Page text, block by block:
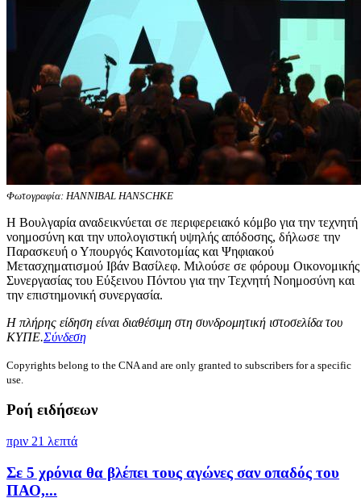
Φωτογραφία: HANNIBAL HANSCHKE
Η Βουλγαρία αναδεικνύεται σε περιφερειακό κόμβο για την τεχνητή
νοημοσύνη και την υπολογιστική υψηλής απόδοσης, δήλωσε την
Παρασκευή ο Υπουργός Καινοτομίας και Ψηφιακού
Μετασχηματισμού Ιβάν Βασίλεφ. Μιλούσε σε φόρουμ Οικονομικής
Συνεργασίας του Εύξεινου Πόντου για την Τεχνητή Νοημοσύνη και
την επιστημονική συνεργασία.
Η πλήρης είδηση είναι διαθέσιμη στη συνδρομητική ιστοσελίδα του
ΚΥΠΕ.Σύνδεση
Copyrights belong to the CNA and are only granted to subscribers for a specific
use.
Ροή ειδήσεων
πριν 21 λεπτά
Σε 5 χρόνια θα βλέπει τους αγώνες σαν οπαδός του
ΠΑΟ,...